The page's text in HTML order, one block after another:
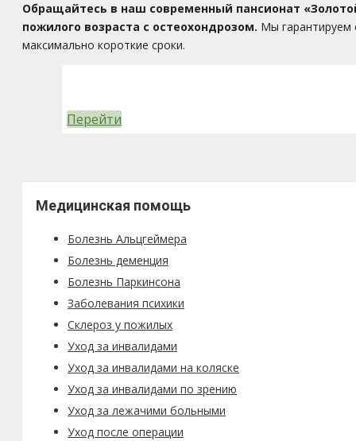
Обращайтесь в наш современный пансионат
пожилого возраста с остеохондрозом. Мы гарантируем
максимально короткие сроки.
Перейти
Медицинская помощь
Болезнь Альцгеймера
Болезнь деменция
Болезнь Паркинсона
Заболевания психики
Склероз у пожилых
Уход за инвалидами
Уход за инвалидами на коляске
Уход за инвалидами по зрению
Уход за лежачими больными
Уход после операции